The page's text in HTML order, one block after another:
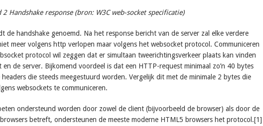
2 Handshake response (bron: W3C web-socket specificatie)
de handshake genoemd. Na het response bericht van de server zal elke verdere
meer volgens http verlopen maar volgens het websocket protocol. Communiceren
protocol wil zeggen dat er simultaan tweerichtingsverkeer plaats kan vinden
en de server. Bijkomend voordeel is dat een HTTP-request minimaal zo’n 40 bytes
die steeds meegestuurd worden. Vergelijk dit met de minimale 2 bytes die
websockets te communiceren.
ondersteund worden door zowel de client (bijvoorbeeld de browser) als door de
betreft, ondersteunen de meeste moderne HTML5 browsers het protocol.[1]